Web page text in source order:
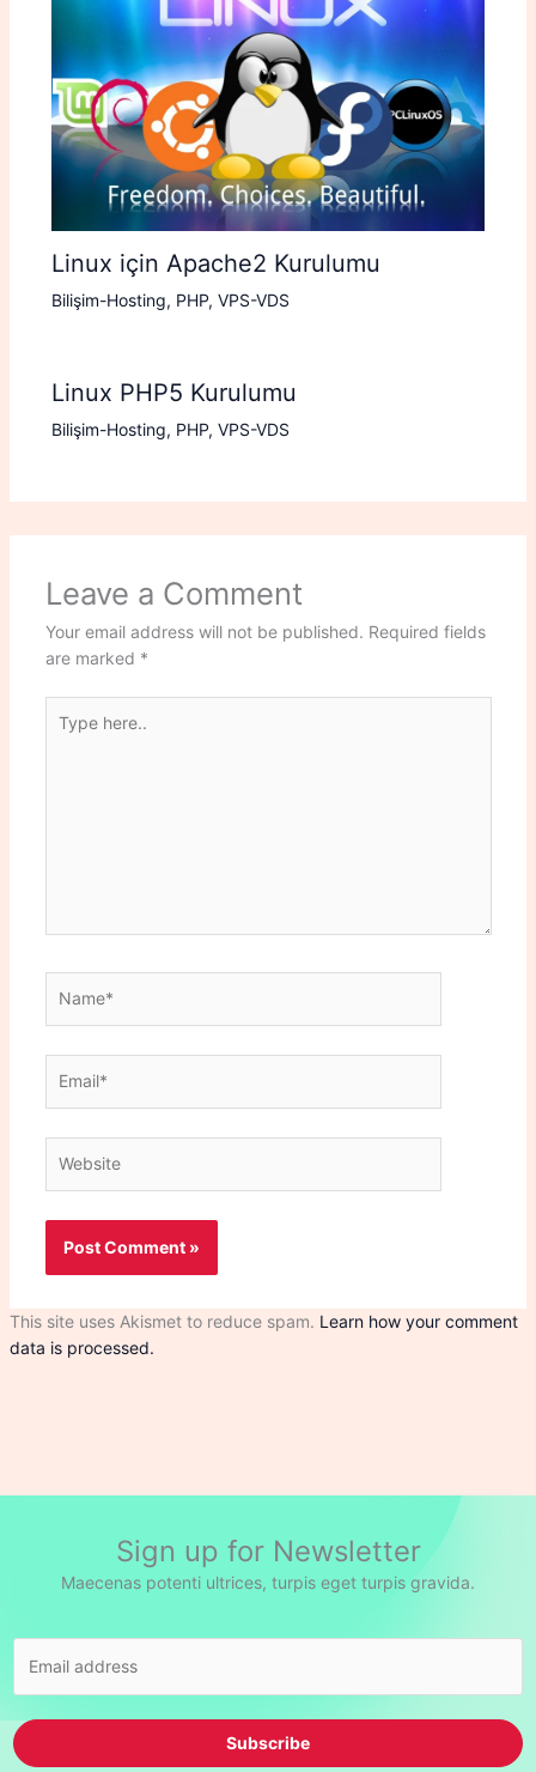
Linux için Apache2 Kurulumu
Bilişim-Hosting, PHP, VPS-VDS
Linux PHP5 Kurulumu
Bilişim-Hosting, PHP, VPS-VDS
Leave a Comment
Your email address will not be published. Required fields
are marked *
here..
This site uses Akismet to reduce spam. Learn how your comment
data is processed.
Sign up for Newsletter
Maecenas potenti ultrices, turpis eget turpis gravida.
Subscribe